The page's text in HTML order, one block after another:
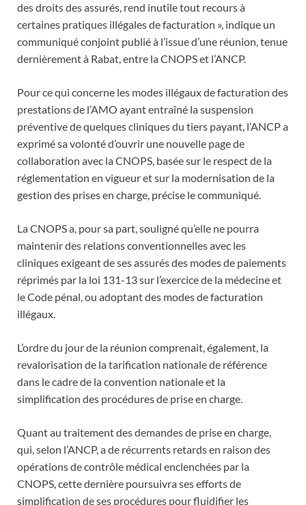
des droits des assurés, rend inutile tout recours à
certaines pratiques illégales de facturation », indique un
communiqué conjoint publié à l’issue d’une réunion, tenue
dernièrement à Rabat, entre la CNOPS et l’ANCP.
Pour ce qui concerne les modes illégaux de facturation des
prestations de l’AMO ayant entraîné la suspension
préventive de quelques cliniques du tiers payant, l’ANCP a
exprimé sa volonté d’ouvrir une nouvelle page de
collaboration avec la CNOPS, basée sur le respect de la
réglementation en vigueur et sur la modernisation de la
gestion des prises en charge, précise le communiqué.
La CNOPS a, pour sa part, souligné qu’elle ne pourra
maintenir des relations conventionnelles avec les
cliniques exigeant de ses assurés des modes de paiements
réprimés par la loi 131-13 sur l’exercice de la médecine et
le Code pénal, ou adoptant des modes de facturation
illégaux.
L’ordre du jour de la réunion comprenait, également, la
revalorisation de la tarification nationale de référence
dans le cadre de la convention nationale et la
simplification des procédures de prise en charge.
Quant au traitement des demandes de prise en charge,
qui, selon l’ANCP, a de récurrents retards en raison des
opérations de contrôle médical enclenchées par la
CNOPS, cette dernière poursuivra ses efforts de
simplification de ses procédures pour fluidifier les